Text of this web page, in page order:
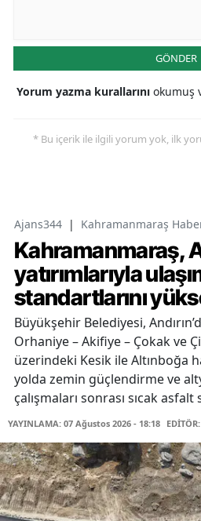
GÖNDER
Yorum yazma kurallarını okumuş
* Bu içerik ile ilgili yorum yok, ilk
Ajans344 | Kahramanmaraş
Kahramanmaraş,
yatırımlarıyla
standartlarını
Büyükşehir Belediyesi,
Orhaniye – Akifiye – Çokak ve
üzerindeki Kesik ile Altınboğa
yolda zemin güçlendirme ve
çalışmaları sonrası sıcak
YAYINLAMA: 07 Ağustos 2026 - 18:18